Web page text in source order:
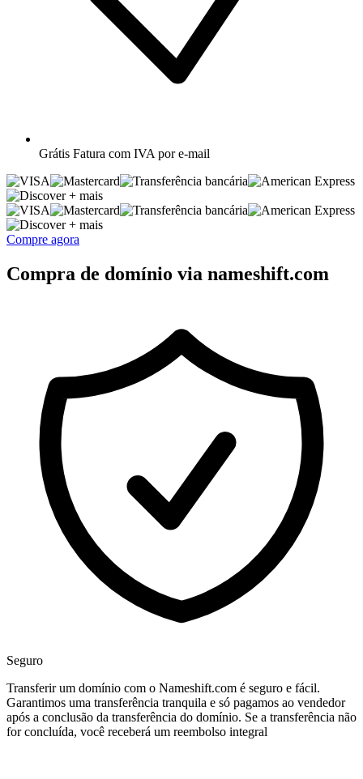
Grátis Fatura com IVA por e-mail
+ mais
+ mais
Compre agora
Compra de domínio via nameshift.com
Seguro
Transferir um domínio com o Nameshift.com é seguro e fácil.
Garantimos uma transferência tranquila e só pagamos ao vendedor
após a conclusão da transferência do domínio. Se a transferência não
for concluída, você receberá um reembolso integral